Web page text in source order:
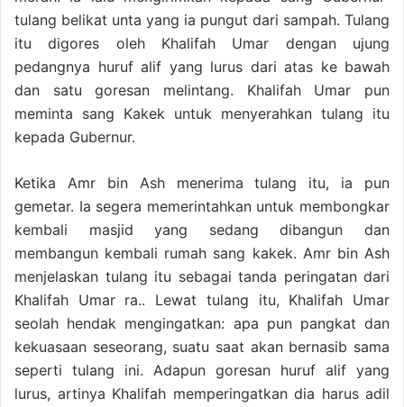
tulang belikat unta yang ia pungut dari sampah. Tulang
itu digores oleh Khalifah Umar dengan ujung
pedangnya huruf alif yang lurus dari atas ke bawah
dan satu goresan melintang. Khalifah Umar pun
meminta sang Kakek untuk menyerahkan tulang itu
kepada Gubernur.
Ketika Amr bin Ash menerima tulang itu, ia pun
gemetar. Ia segera memerintahkan untuk membongkar
kembali masjid yang sedang dibangun dan
membangun kembali rumah sang kakek. Amr bin Ash
menjelaskan tulang itu sebagai tanda peringatan dari
Khalifah Umar ra.. Lewat tulang itu, Khalifah Umar
seolah hendak mengingatkan: apa pun pangkat dan
kekuasaan seseorang, suatu saat akan bernasib sama
seperti tulang ini. Adapun goresan huruf alif yang
lurus, artinya Khalifah memperingatkan dia harus adil